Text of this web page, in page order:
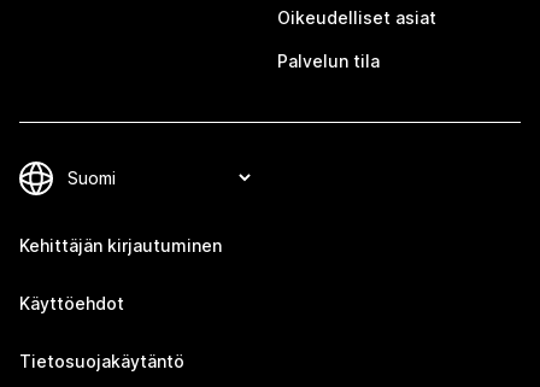
Oikeudelliset asiat
Palvelun tila
Kehittäjän kirjautuminen
Käyttöehdot
Tietosuojakäytäntö